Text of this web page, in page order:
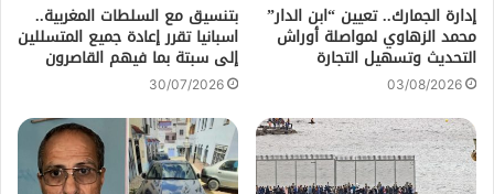
إدارة الجمارك.. تعيين “ابن الدار”
محمد الزهاوي لمواصلة أوراش
التحديث وتسهيل التجارة
03/08/2026
بتنسيق مع السلطات المغربية..
اسبانيا تقرر إعادة جميع المتسللين
إلى سبتة بما فيهم القاصرون
30/07/2026